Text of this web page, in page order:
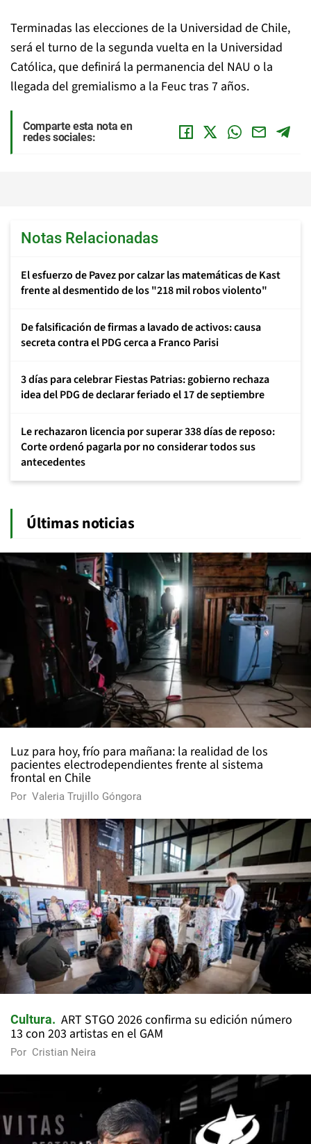
Terminadas las elecciones de la Universidad de Chile,
será el turno de la segunda vuelta en la Universidad
Católica, que definirá la permanencia del NAU o la
llegada del gremialismo a la Feuc tras 7 años.
Comparte esta nota en
redes sociales:
Notas Relacionadas
El esfuerzo de Pavez por calzar las matemáticas de Kast
frente al desmentido de los "218 mil robos violento"
De falsificación de firmas a lavado de activos: causa
secreta contra el PDG cerca a Franco Parisi
3 días para celebrar Fiestas Patrias: gobierno rechaza
idea del PDG de declarar feriado el 17 de septiembre
Le rechazaron licencia por superar 338 días de reposo:
Corte ordenó pagarla por no considerar todos sus
antecedentes
Últimas noticias
Luz para hoy, frío para mañana: la realidad de los
pacientes electrodependientes frente al sistema
frontal en Chile
Por Valeria Trujillo Góngora
Cultura
ART STGO 2026 confirma su edición número
13 con 203 artistas en el GAM
Por Cristian Neira